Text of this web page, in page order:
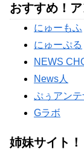
【衝撃】
にガル民騒然ｗ
【あるある】
感の嵐→本音続々
Powered by
おすすめ！
にゅーもふ
にゅーぷる
NEWS
News人
ぷぅアンテ
Gラボ
姉妹サイト！